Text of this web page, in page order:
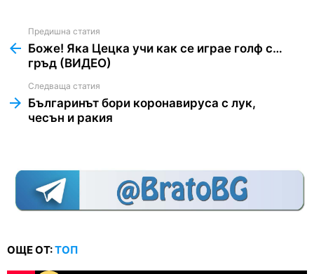
more
Предишна статия
Боже! Яка Цецка учи как се играе голф с…
гръд (ВИДЕО)
Следваща статия
Българинът бори коронавирусa с лук,
чесън и ракия
ОЩЕ ОТ:ТОП